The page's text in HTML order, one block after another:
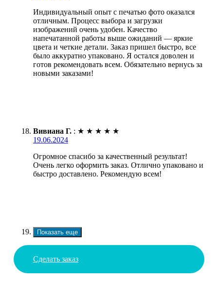
Индивидуальный опыт с печатью фото оказался
отличным. Процесс выбора и загрузки
изображений очень удобен. Качество
напечатанной работы выше ожиданий — яркие
цвета и четкие детали. Заказ пришел быстро, все
было аккуратно упаковано. Я остался доволен и
готов рекомендовать всем. Обязательно вернусь за
новыми заказами!
Вивиана Г. : ★ ★ ★ ★ ★
19.06.2024
Огромное спасибо за качественный результат!
Очень легко оформить заказ. Отлично упаковано и
быстро доставлено. Рекомендую всем!
Показать еще
Сделать заказ